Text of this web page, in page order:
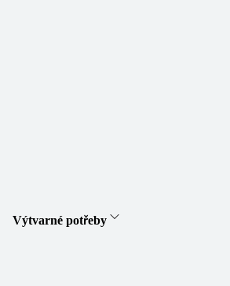
Výtvarné potřeby